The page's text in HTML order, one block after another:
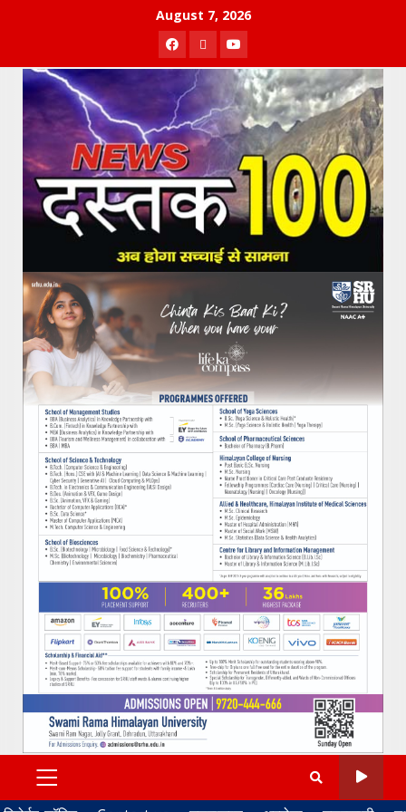
August 7, 2026
Facebook
TwitterYoutube
PRIMARY
MENU